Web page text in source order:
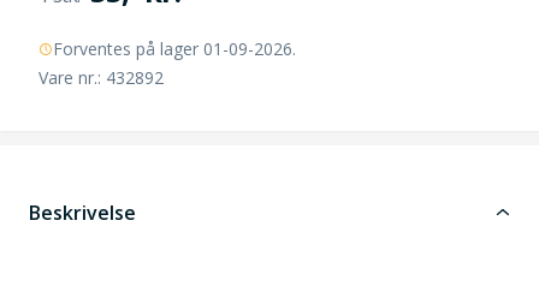
Forventes på lager 01-09-2026.
Vare nr.: 432892
Beskrivelse